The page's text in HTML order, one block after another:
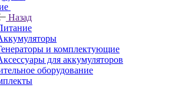
Назад
и комплектующие
для аккумуляторов
оборудование